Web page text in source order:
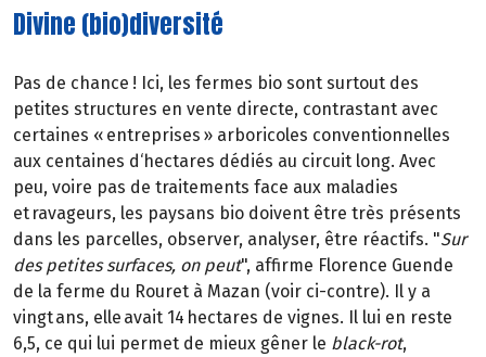
Divine (bio)diversité
Pas de chance ! Ici, les fermes bio sont surtout des
petites structures en vente directe, contrastant avec
certaines « entreprises » arboricoles conventionnelles
aux centaines d‘hectares dédiés au circuit long. Avec
peu, voire pas de traitements face aux maladies
et ravageurs, les paysans bio doivent être très présents
dans les parcelles, observer, analyser, être réactifs. "Sur
des petites surfaces, on peut", affirme Florence Guende
de la ferme du Rouret à Mazan (voir ci-contre). Il y a
vingt ans, elle avait 14 hectares de vignes. Il lui en reste
6,5, ce qui lui permet de mieux gêner le black-rot,